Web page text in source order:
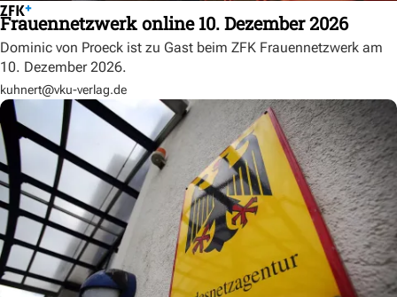
Frauennetzwerk online 10. Dezember 2026
Dominic von Proeck ist zu Gast beim ZFK Frauennetzwerk am
10. Dezember 2026.
kuhnert@vku-verlag.de